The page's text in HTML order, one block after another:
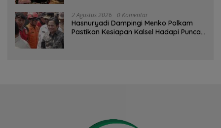
2 Agustus 2026 0 Komentar
Hasnuryadi Dampingi Menko Polkam
Pastikan Kesiapan Kalsel Hadapi Puncak